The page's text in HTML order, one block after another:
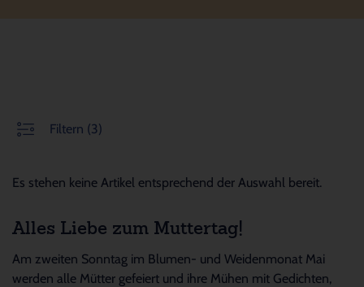
Filtern (3)
Es stehen keine Artikel entsprechend der Auswahl bereit.
Alles Liebe zum Muttertag!
Am zweiten Sonntag im Blumen- und Weidenmonat Mai
werden alle Mütter gefeiert und ihre Mühen mit Gedichten,